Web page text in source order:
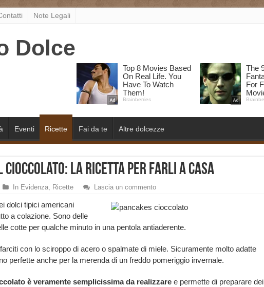
Note Legali
Eventi Ricette Fai da te Altre dolcezze
Cioccolato: la Ricetta per farli a casa
In Evidenza, Ricette Lascia un commento
dolci tipici americani
a colazione. Sono delle
cotte per qualche minuto in una pentola antiaderente.
con lo sciroppo di acero o spalmate di miele. Sicuramente molto adatte
perfette anche per la merenda di un freddo pomeriggio invernale.
è veramente semplicissima da realizzaree permette di preparare dei